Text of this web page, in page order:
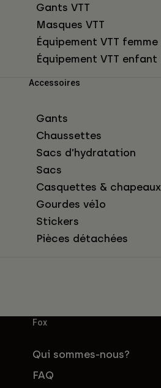
Gants VTT
Masques VTT
Équipement VTT femme
Équipement VTT enfant
Accessoires
Gants
Chaussettes
Sacs d’hydratation
Sacs
Casquettes & chapeaux
Gourdes vélo
Stickers
Pièces détachées
Fox
Qui sommes-nous?
FAQ